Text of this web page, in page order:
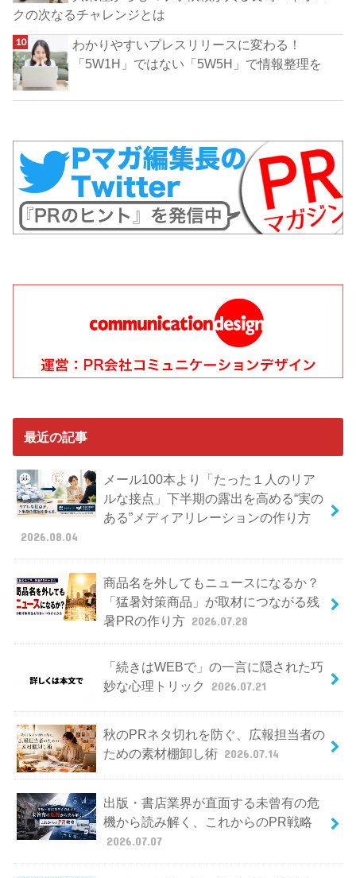
クの次なるチャレンジとは
わかりやすいプレスリリースに変わる！
「5W1H」ではない「5W5H」で情報整理を
最近の記事
メール100本より「たった１人のリア
ルな接点」下半期の露出を高める“実の
ある”メディアリレーションの作り方
2026.08.04
商品名を外してもニュースになるか？
「猛暑対策商品」が取材につながる残
暑PRの作り方 2026.07.28
「続きはWEBで」の一言に隠された巧
妙な心理トリック
2026.07.21
秋のPRネタ切れを防ぐ、広報担当者の
ための素材棚卸し術 2026.07.14
出版・書店業界が直面する未曾有の危
機から読み解く、これからのPR戦略
2026.07.07